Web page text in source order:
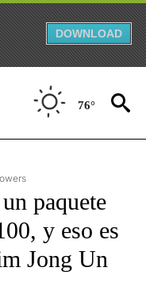
DOWNLOAD
76°
- SPANISH" TO RECEIVE
paquete
y eso es
Jong Un